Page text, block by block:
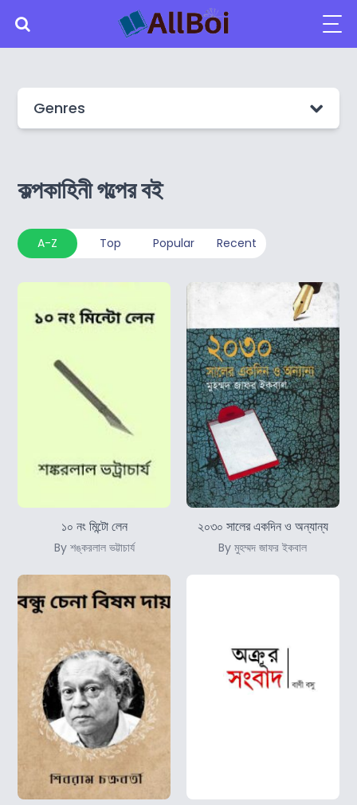
Genres
কল্পকাহিনী গল্পের বই
A-Z Top Popular Recent
১০ নং মিন্টো লেন
By শঙ্করলাল ভট্টাচার্য
২০৩০ সালের একদিন ও অন্যান্য
By মুহম্মদ জাফর ইকবাল